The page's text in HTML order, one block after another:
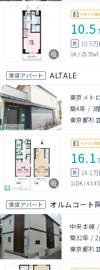
10.5
敷 10.5
1K /25.55㎡
賃貸アパート ALTALE
東京メト
築4年 / 3
東京都杉
16.1
敷 16.1
1LDK/
賃貸アパート オルムコート
中央本線
築32年 /
東京都杉